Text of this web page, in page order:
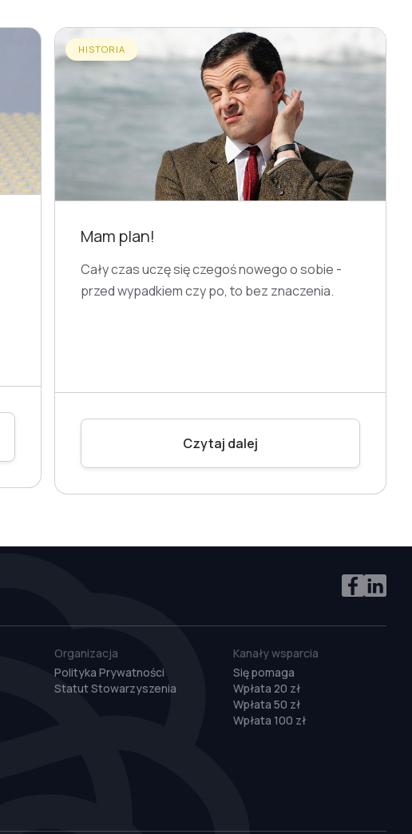
HISTORIA
Mam plan!
Cały czas uczę się czegoś nowego o sobie -
przed wypadkiem czy po, to bez znaczenia.
Czytaj dalej
Organizacja
Polityka Prywatności
Statut Stowarzyszenia
Kanały wsparcia
Się pomaga
Wpłata 20 zł
Wpłata 50 zł
Wpłata 100 zł